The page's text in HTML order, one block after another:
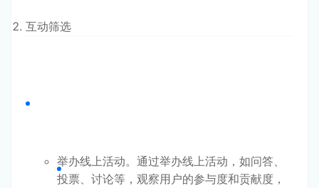
互动筛选
举办线上活动。通过举办线上活动，如问答、
投票、讨论等，观察用户的参与度和贡献度，